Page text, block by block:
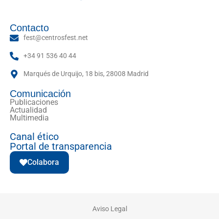
Contacto
fest@centrosfest.net
+34 91 536 40 44
Marqués de Urquijo, 18 bis, 28008 Madrid
Comunicación
Publicaciones
Actualidad
Multimedia
Canal ético
Portal de transparencia
Colabora
Aviso Legal